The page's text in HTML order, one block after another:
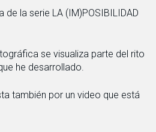
la serie LA (IM)POSIBILIDAD
se visualiza parte del rito
he desarrollado.
también por un video que está